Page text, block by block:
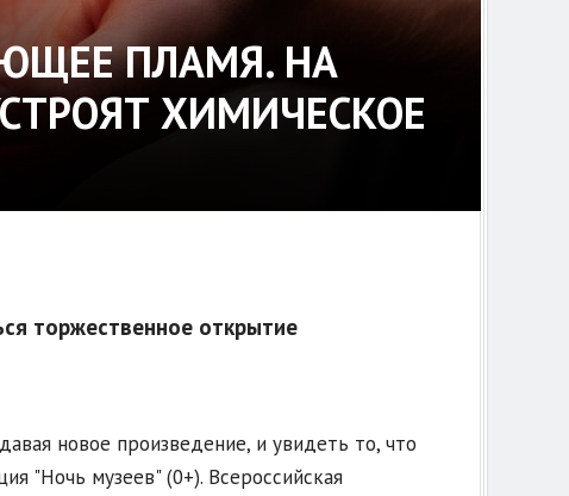
ПЛАМЯ. НА
ХИМИЧЕСКОЕ
торжественное открытие
новое произведение, и увидеть то, что
"Ночь музеев" (0+). Всероссийская